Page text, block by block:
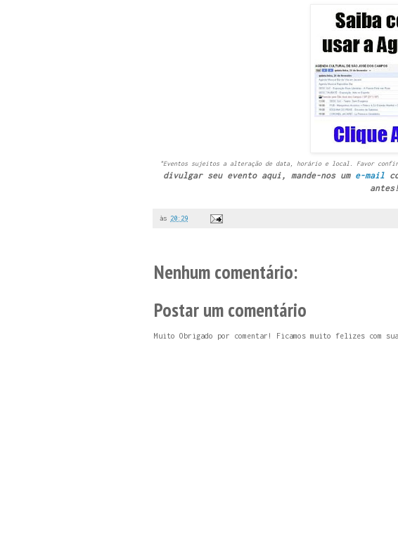
"Eventos sujeitos a alteração de data, horário e local. Favor
divulgar seu evento aqui, mande-nos um e-mail
às 20:29
Nenhum comentário:
Postar um comentário
Muito Obrigado por comentar! Ficamos muito felizes com